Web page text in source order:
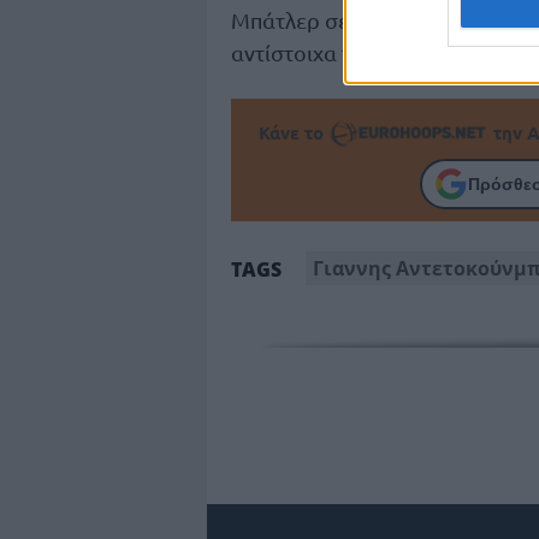
Μπάτλερ σε δύο φάιναλ φορ
αντίστοιχα το 2010 και το 2011.
Κάνε το την
TAGS Γιαννης